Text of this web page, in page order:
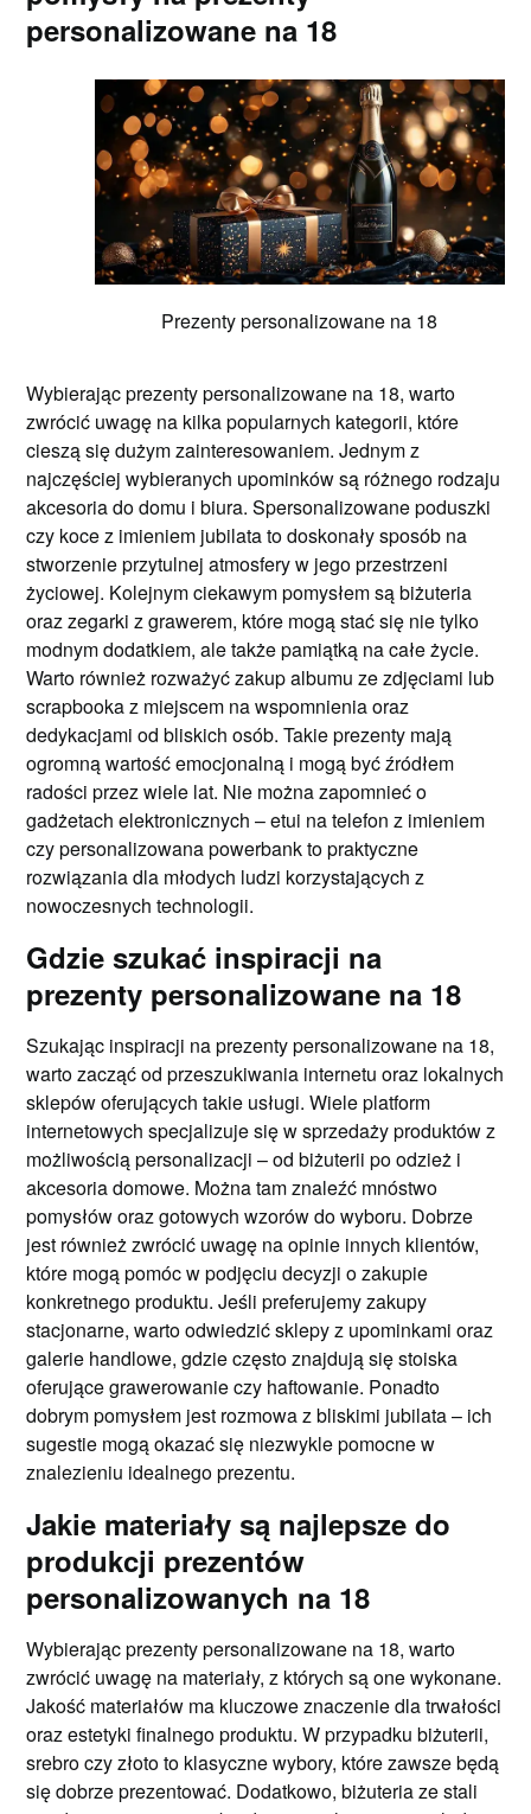
personalizowane na 18
Prezenty personalizowane na 18
Wybierając prezenty personalizowane na 18, warto
zwrócić uwagę na kilka popularnych kategorii, które
cieszą się dużym zainteresowaniem. Jednym z
najczęściej wybieranych upominków są różnego rodzaju
akcesoria do domu i biura. Spersonalizowane poduszki
czy koce z imieniem jubilata to doskonały sposób na
stworzenie przytulnej atmosfery w jego przestrzeni
życiowej. Kolejnym ciekawym pomysłem są biżuteria
oraz zegarki z grawerem, które mogą stać się nie tylko
modnym dodatkiem, ale także pamiątką na całe życie.
Warto również rozważyć zakup albumu ze zdjęciami lub
scrapbooka z miejscem na wspomnienia oraz
dedykacjami od bliskich osób. Takie prezenty mają
ogromną wartość emocjonalną i mogą być źródłem
radości przez wiele lat. Nie można zapomnieć o
gadżetach elektronicznych – etui na telefon z imieniem
czy personalizowana powerbank to praktyczne
rozwiązania dla młodych ludzi korzystających z
nowoczesnych technologii.
Gdzie szukać inspiracji na
prezenty personalizowane na 18
Szukając inspiracji na prezenty personalizowane na 18,
warto zacząć od przeszukiwania internetu oraz lokalnych
sklepów oferujących takie usługi. Wiele platform
internetowych specjalizuje się w sprzedaży produktów z
możliwością personalizacji – od biżuterii po odzież i
akcesoria domowe. Można tam znaleźć mnóstwo
pomysłów oraz gotowych wzorów do wyboru. Dobrze
jest również zwrócić uwagę na opinie innych klientów,
które mogą pomóc w podjęciu decyzji o zakupie
konkretnego produktu. Jeśli preferujemy zakupy
stacjonarne, warto odwiedzić sklepy z upominkami oraz
galerie handlowe, gdzie często znajdują się stoiska
oferujące grawerowanie czy haftowanie. Ponadto
dobrym pomysłem jest rozmowa z bliskimi jubilata – ich
sugestie mogą okazać się niezwykle pomocne w
znalezieniu idealnego prezentu.
Jakie materiały są najlepsze do
produkcji prezentów
personalizowanych na 18
Wybierając prezenty personalizowane na 18, warto
zwrócić uwagę na materiały, z których są one wykonane.
Jakość materiałów ma kluczowe znaczenie dla trwałości
oraz estetyki finalnego produktu. W przypadku biżuterii,
srebro czy złoto to klasyczne wybory, które zawsze będą
się dobrze prezentować. Dodatkowo, biżuteria ze stali